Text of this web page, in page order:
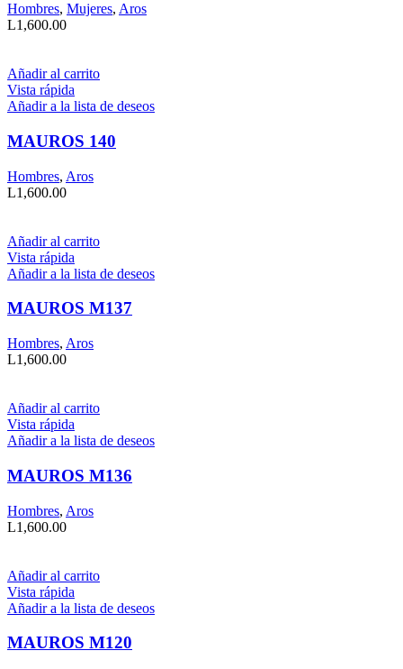
Hombres, Mujeres, Aros
L1,600.00
Añadir al carrito
Vista rápida
Añadir a la lista de deseos
MAUROS 140
Hombres, Aros
L1,600.00
Añadir al carrito
Vista rápida
Añadir a la lista de deseos
MAUROS M137
Hombres, Aros
L1,600.00
Añadir al carrito
Vista rápida
Añadir a la lista de deseos
MAUROS M136
Hombres, Aros
L1,600.00
Añadir al carrito
Vista rápida
Añadir a la lista de deseos
MAUROS M120